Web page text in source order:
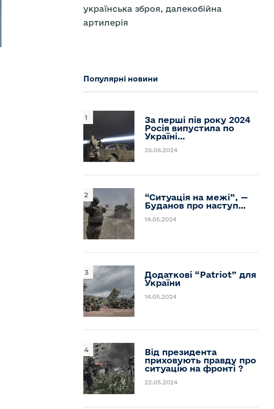
українська зброя, далекобійна
артилерія
Популярні новини
За перші пів року 2024
Росія випустила по
Україні…
26.06.2024
“Ситуація на межі”, —
Буданов про наступ…
14.05.2024
Додаткові “Patriot” для
України
14.05.2024
Від президента
приховують правду про
ситуацію на фронті ?
22.05.2024